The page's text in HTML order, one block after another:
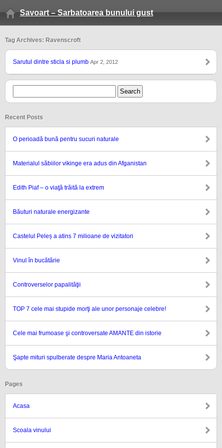
Savoart – Sarbatoarea bunului gust
Tag Archives: Ravenscroft
Sarutul dintre sticla si plumb Apr 2, 2012
Recent Posts
O perioadă bună pentru sucuri naturale
Materialul săbiilor vikinge era adus din Afganistan
Edith Piaf – o viaţă trăită la extrem
Băuturi naturale energizante
Castelul Peleș a atins 7 milioane de vizitatori
Vinul în bucătărie
Controverselor papalităţii
TOP 7 cele mai stupide morţi ale unor personaje celebre!
Cele mai frumoase şi controversate AMANTE din istorie
Şapte mituri spulberate despre Maria Antoaneta
Pages
Acasa
Scoala vinului